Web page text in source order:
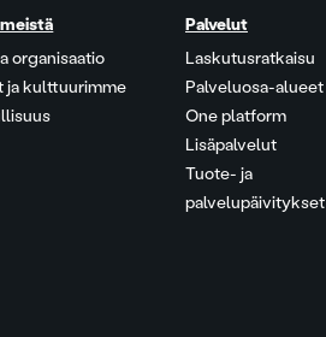
organisaatio
ja kulttuurimme
Palvelut
Laskutusratkaisu
Palveluosa-alueet
One platform
Lisäpalvelut
Tuote- ja
palvelupäivitykset